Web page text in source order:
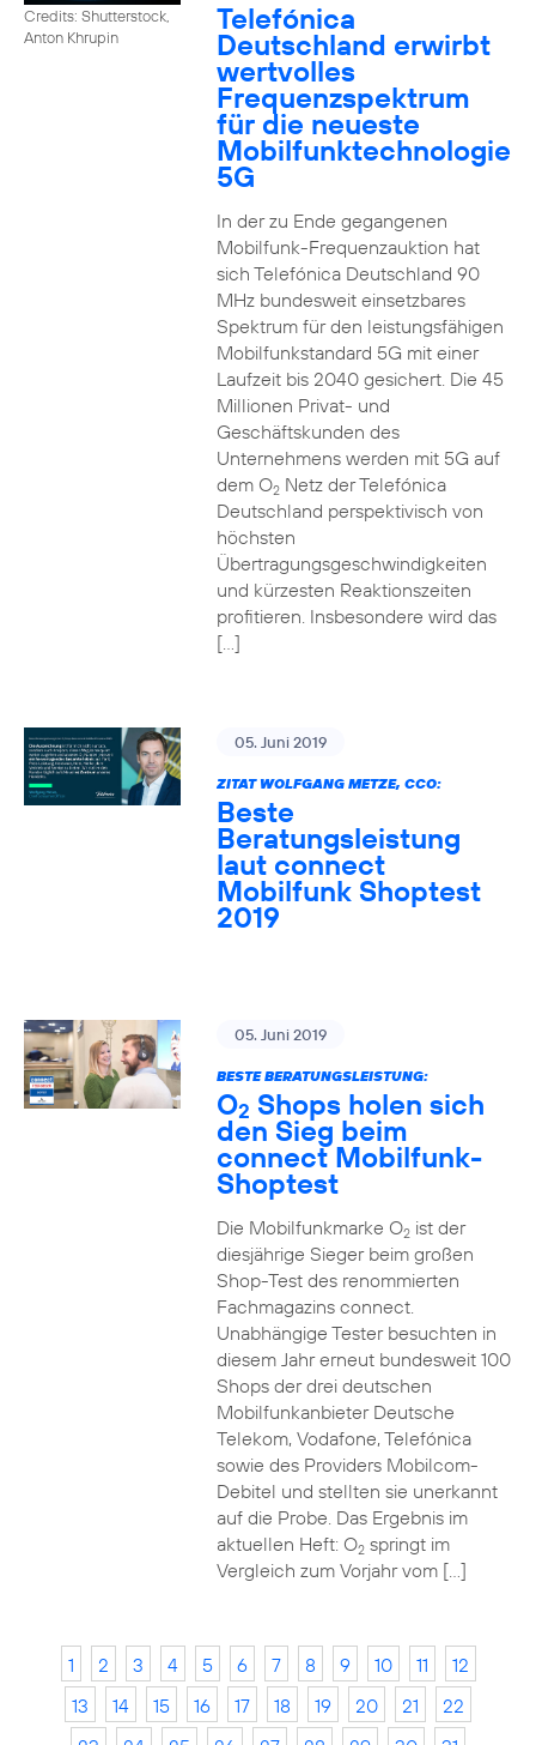
Credits: Shutterstock,
Anton Khrupin
Telefónica
Deutschland erwirbt
wertvolles
Frequenzspektrum
für die neueste
Mobilfunktechnologie
5G
In der zu Ende gegangenen
Mobilfunk-Frequenzauktion hat
sich Telefónica Deutschland 90
MHz bundesweit einsetzbares
Spektrum für den leistungsfähigen
Mobilfunkstandard 5G mit einer
Laufzeit bis 2040 gesichert. Die 45
Millionen Privat- und
Geschäftskunden des
Unternehmens werden mit 5G auf
dem O2Netz der Telefónica
Deutschland perspektivisch von
höchsten
Übertragungsgeschwindigkeiten
und kürzesten Reaktionszeiten
profitieren. Insbesondere wird das
[…]
05. Juni 2019
ZITAT WOLFGANG METZE, CCO:
Beste
Beratungsleistung
laut connect
Mobilfunk Shoptest
2019
05. Juni 2019
BESTE BERATUNGSLEISTUNG:
O2 Shops holen sich
den Sieg beim
connect Mobilfunk-
Shoptest
Die Mobilfunkmarke O2ist der
diesjährige Sieger beim großen
Shop-Test des renommierten
Fachmagazins connect.
Unabhängige Tester besuchten in
diesem Jahr erneut bundesweit 100
Shops der drei deutschen
Mobilfunkanbieter Deutsche
Telekom, Vodafone, Telefónica
sowie des Providers Mobilcom-
Debitel und stellten sie unerkannt
auf die Probe. Das Ergebnis im
aktuellen Heft: O2springt im
Vergleich zum Vorjahr vom […]
1 2 3 4 5 6 7 8 9 10 11
12
13
14 15 16 17 18 19 20 21
22